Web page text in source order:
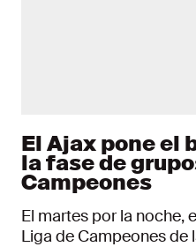
El Ajax pone el
la fase de
Campeones
El martes por la noche,
Liga de Campeones de